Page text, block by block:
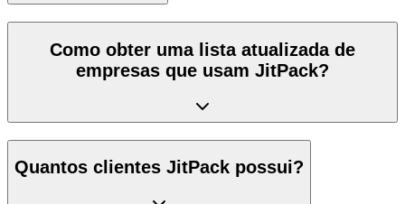
Como obter uma lista atualizada de
empresas que usam JitPack?
Quantos clientes JitPack possui?